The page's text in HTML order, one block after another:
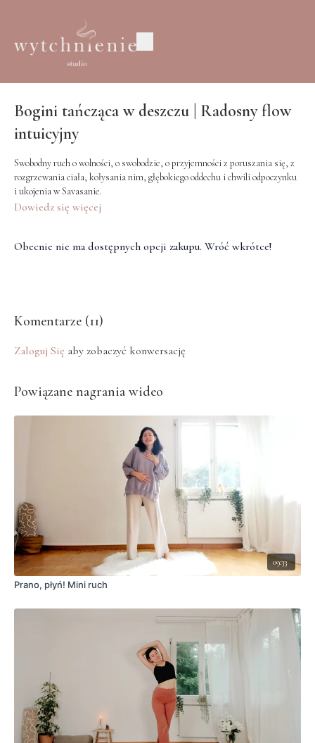
Bogini tańcząca w deszczu | Radosny flow
intuicyjny
Swobodny ruch o wolności, o swobodzie, o przyjemności z poruszania się, z
rozgrzewania ciała, kołysania nim, głębokiego oddechu i chwili odpoczynku
i ukojenia w Savasanie.
Dowiedz się więcej
Obecnie nie ma dostępnych opcji zakupu. Wróć wkrótce!
Komentarze (11)
Zaloguj Się aby zobaczyć konwersację
Powiązane nagrania wideo
09:33
Prano, płyń! Mini ruch